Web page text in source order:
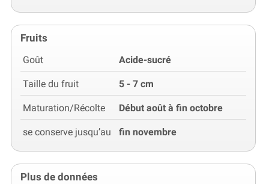
Fruits
Goût Acide-sucré
Taille du fruit 5 - 7 cm
Maturation/Récolte Début août à fin octobre
se conserve jusqu’au fin novembre
Plus de données